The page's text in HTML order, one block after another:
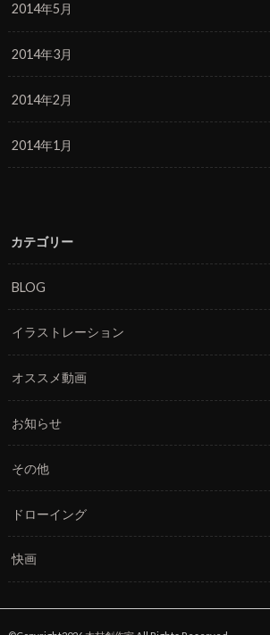
2014年5月
2014年3月
2014年2月
2014年1月
カテゴリー
BLOG
イラストレーション
オススメ動画
お知らせ
その他
ドローイング
快画